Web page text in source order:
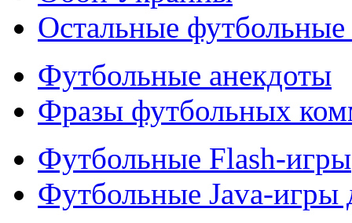
Остальные
Футбольные анекдоты
Фразы футбольных
Футбольные Flash-игры
Футбольные Java-игры